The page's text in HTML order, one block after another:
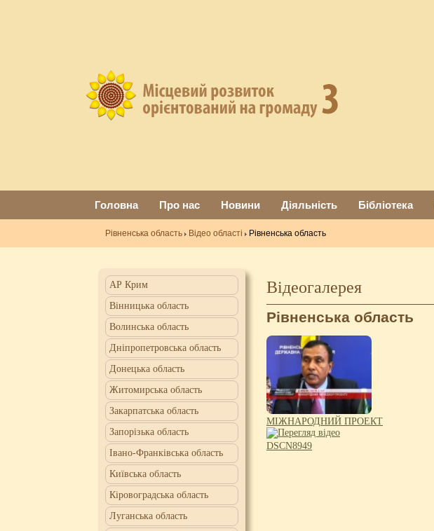
Головна Про нас Новини Діяльність Бібліотека
Рівненська область Відео області Рівненська область
АР Крим
Вінницька область
Волинська область
Дніпропетровська область
Донецька область
Житомирська область
Закарпатська область
Запорізька область
Івано-Франківська область
Київська область
Кіровоградська область
Луганська область
Відеогалерея
Рівненська область
МІЖНАРОДНИЙ ПРОЕКТ
DSCN8949